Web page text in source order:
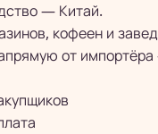
— Китай.
кофеен и
от